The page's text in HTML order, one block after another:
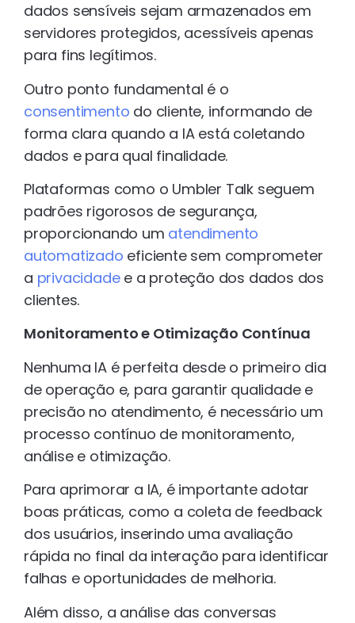
dados sensíveis sejam armazenados em
servidores protegidos, acessíveis apenas
para fins legítimos.
Outro ponto fundamental é o
consentimento do cliente, informando de
forma clara quando a IA está coletando
dados e para qual finalidade.
Plataformas como o Umbler Talk seguem
padrões rigorosos de segurança,
proporcionando um atendimento
automatizado eficiente sem comprometer
a privacidadee a proteção dos dados dos
clientes.
Monitoramento e Otimização Contínua
Nenhuma IA é perfeita desde o primeiro dia
de operação e, para garantir qualidade e
precisão no atendimento, é necessário um
processo contínuo de monitoramento,
análise e otimização.
Para aprimorar a IA, é importante adotar
boas práticas, como a coleta de feedback
dos usuários, inserindo uma avaliação
rápida no final da interação para identificar
falhas e oportunidades de melhoria.
Além disso, a análise das conversas